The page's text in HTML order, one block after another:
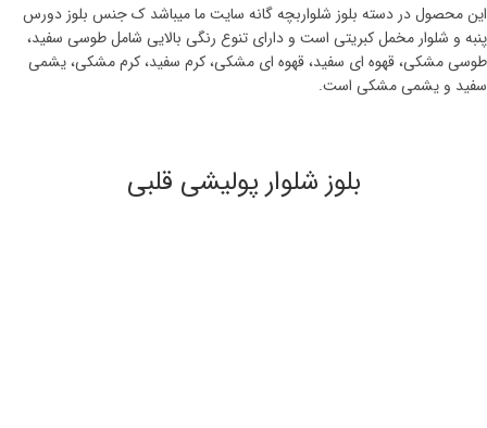
این محصول در دسته بلوز شلواربچه گانه سایت ما میباشد ک جنس بلوز دورس
پنبه و شلوار مخمل کبریتی است و دارای تنوع رنگی بالایی شامل طوسی سفید،
طوسی مشکی، قهوه ای سفید، قهوه ای مشکی، کرم سفید، کرم مشکی، یشمی
سفید و یشمی مشکی است.
بلوز شلوار پولیشی قلبی